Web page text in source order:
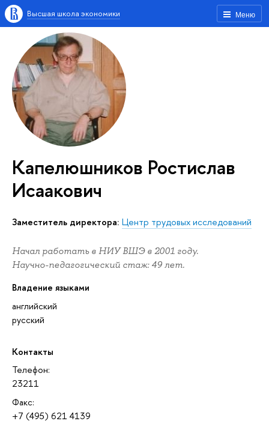
Меню
Высшая школа экономики
Капелюшников Ростислав
Исаакович
Заместитель директора: Центр трудовых исследований
Начал работать в НИУ ВШЭ в 2001 году.
Научно-педагогический стаж: 49 лет.
Владение языками
английский
русский
Контакты
Телефон:
23211
Факс:
+7 (495) 621 4139